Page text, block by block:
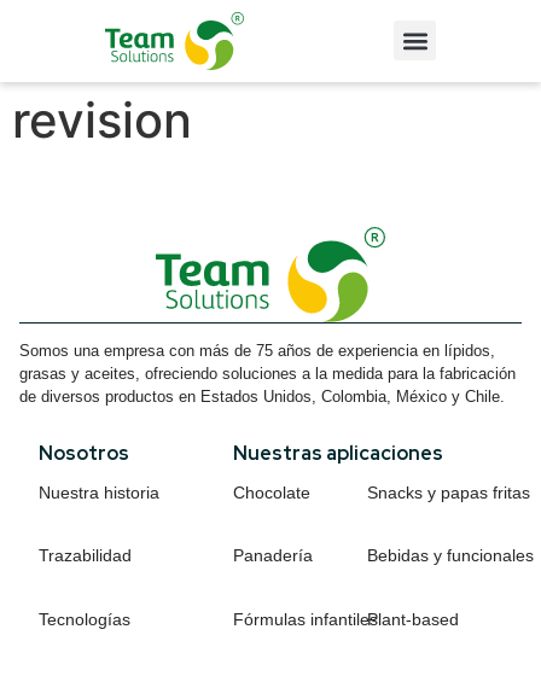
revision
Somos una empresa con más de 75 años de experiencia en lípidos,
grasas y aceites, ofreciendo soluciones a la medida para la fabricación
de diversos productos en Estados Unidos, Colombia, México y Chile.
Nosotros
Nuestra historia
Trazabilidad
Tecnologías
Nuestras aplicaciones
Chocolate
Panadería
Fórmulas infantiles
Snacks y papas fritas
Bebidas y funcionales
Plant-based